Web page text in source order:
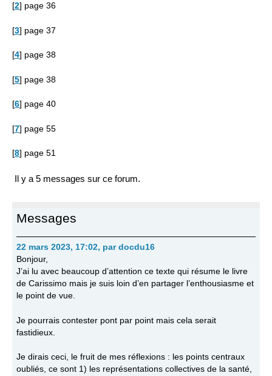
[2] page 36
[3] page 37
[4] page 38
[5] page 38
[6] page 40
[7] page 55
[8] page 51
Il y a 5 messages sur ce forum.
Messages
22 mars 2023, 17:02, par docdu16
Bonjour,
J’ai lu avec beaucoup d’attention ce texte qui résume le livre
de Carissimo mais je suis loin d’en partager l’enthousiasme et
le point de vue.
Je pourrais contester pont par point mais cela serait
fastidieux.
Je dirais ceci, le fruit de mes réflexions : les points centraux
oubliés, ce sont 1) les représentations collectives de la santé,